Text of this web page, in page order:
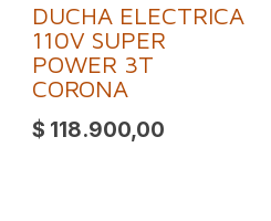
DUCHA ELECTRICA
110V SUPER
POWER 3T
CORONA
$ 118.900,00